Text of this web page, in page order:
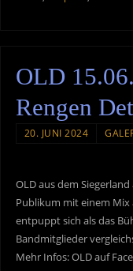
OLD
Rengen
20. JUNI 2024
OLD aus dem
Publikum mit einem Mix
entpuppt sich als das
Bandmitglieder
Mehr Infos: OLD auf